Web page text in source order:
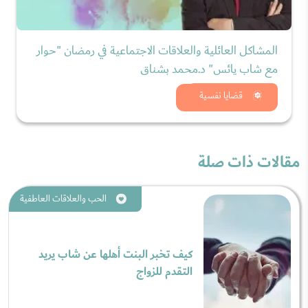
قضايا نفسية
المشاكل العائلية والعلاقات الاجتماعية في رمضان "حوار
مع شاب يائس" د.محمد بشناق
شاهد الان
مقالات ذات صلة
الحب والعلاقات العاطفية
كيف تخبر البنت أهلها عن شاب يريد
التقدم للزواج